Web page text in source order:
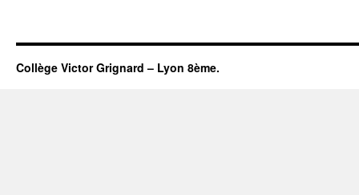
Collège Victor Grignard – Lyon 8ème.